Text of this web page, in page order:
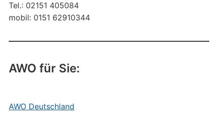
Tel.: 02151 405084
mobil: 0151 62910344
AWO für Sie:
AWO Deutschland